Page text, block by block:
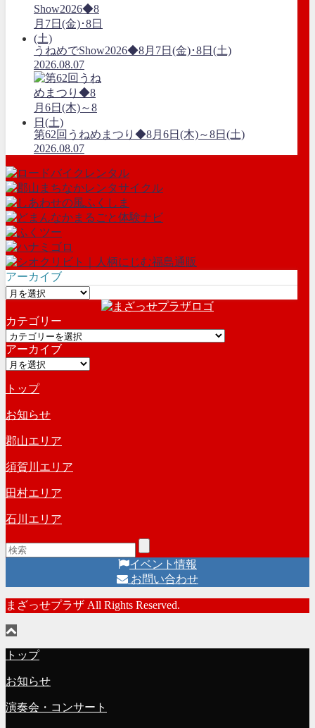
うねめでShow2026◆8月7日(金)･8日(土)
2026.08.07
第62回うねめまつり◆8月6日(木)～8日(土)
2026.08.07
アーカイブ
ア
カ
イ
ブ
カテゴリー
カ
テ
ゴ
ー
アーカイブ
ア
カ
イ
ブ
トップ
お知らせ
郡山エリア
須賀川エリア
田村エリア
石川エリア
イベント情報
お問い合わせ
まざっせプラザ All Rights Reserved.
トップ
お知らせ
演奏会・コンサート